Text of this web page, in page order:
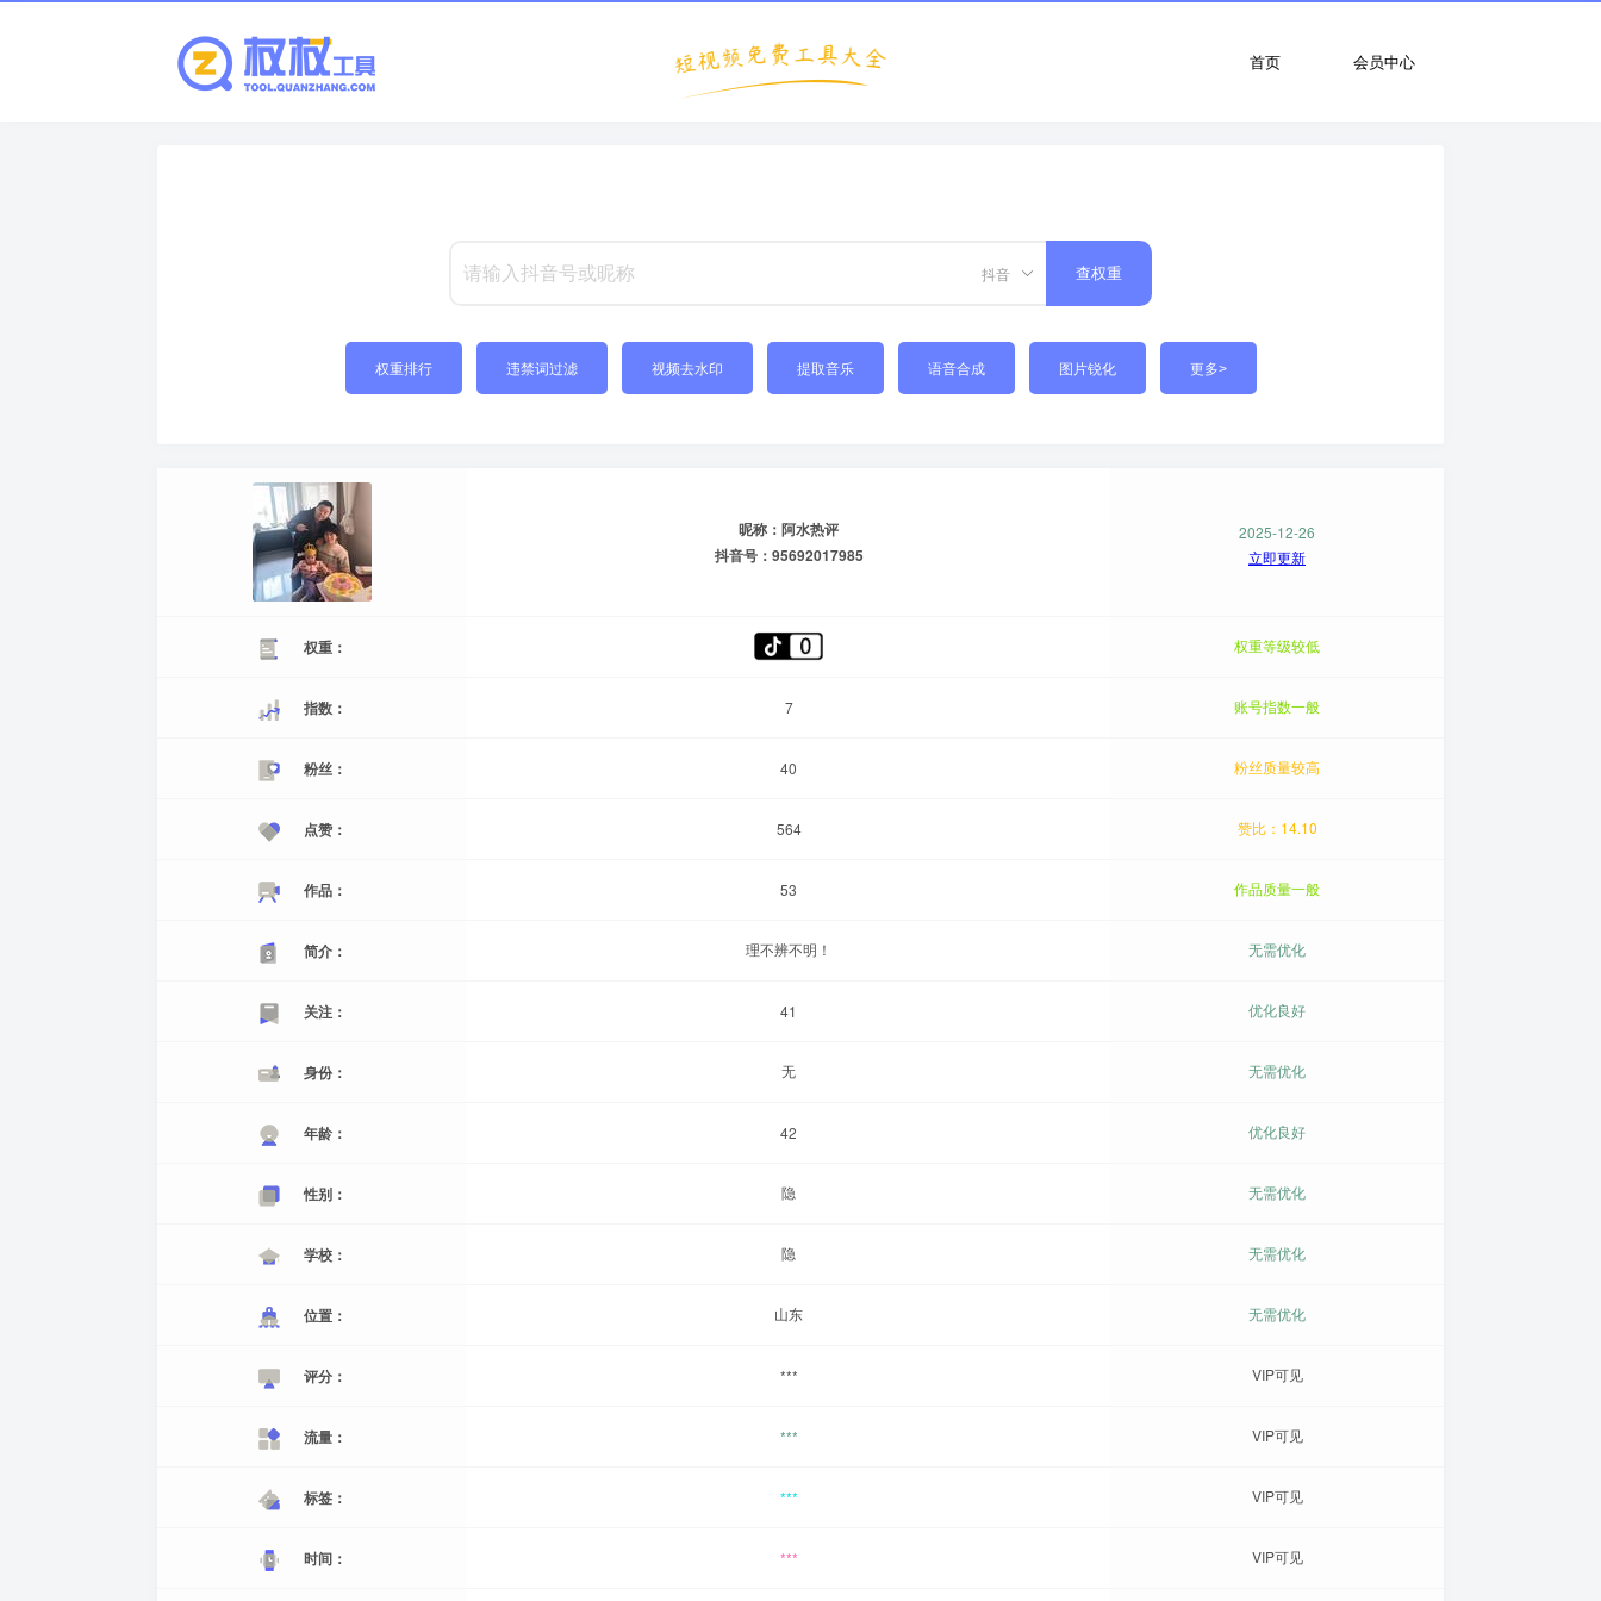
会员中心
首页
抖音 查权重
权重排行 违禁词过滤 视频去水印 提取音乐 语音合成 图片锐化 更多>
昵称：阿水热评
抖音号：95692017985
2025-12-26
立即更新
权重： 权重等级较低
指数： 7 账号指数一般
粉丝： 40 粉丝质量较高
点赞： 564 赞比：14.10
作品： 53 作品质量一般
简介： 理不辨不明！ 无需优化
关注： 41 优化良好
身份： 无 无需优化
年龄： 42 优化良好
性别： 隐 无需优化
学校： 隐 无需优化
位置： 山东 无需优化
评分： *** VIP可见
流量： *** VIP可见
标签： *** VIP可见
时间： *** VIP可见